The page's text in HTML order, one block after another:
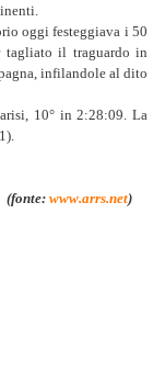
oggi festeggiava i 50
tagliato il traguardo in
infilandole al dito
10° in 2:28:09. La
(fonte: www.arrs.net)